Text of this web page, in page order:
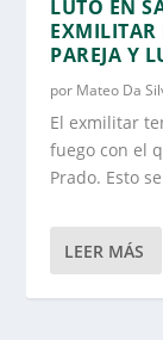
LUTO EN
EXMILITAR
PAREJA Y
por Mateo Da
El exmilitar
fuego con el
Prado. Esto
LEER MÁS